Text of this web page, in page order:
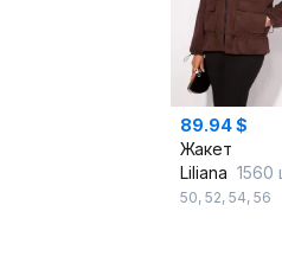
89.94 $
Жакет
Liliana 1560
50, 52, 54, 56